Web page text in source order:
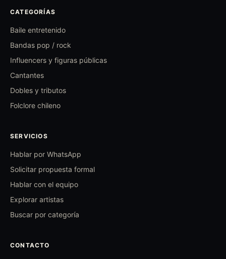
CATEGORÍAS
Baile entretenido
Bandas pop / rock
Influencers y figuras públicas
Cantantes
Dobles y tributos
Folclore chileno
SERVICIOS
Hablar por WhatsApp
Solicitar propuesta formal
Hablar con el equipo
Explorar artistas
Buscar por categoría
CONTACTO